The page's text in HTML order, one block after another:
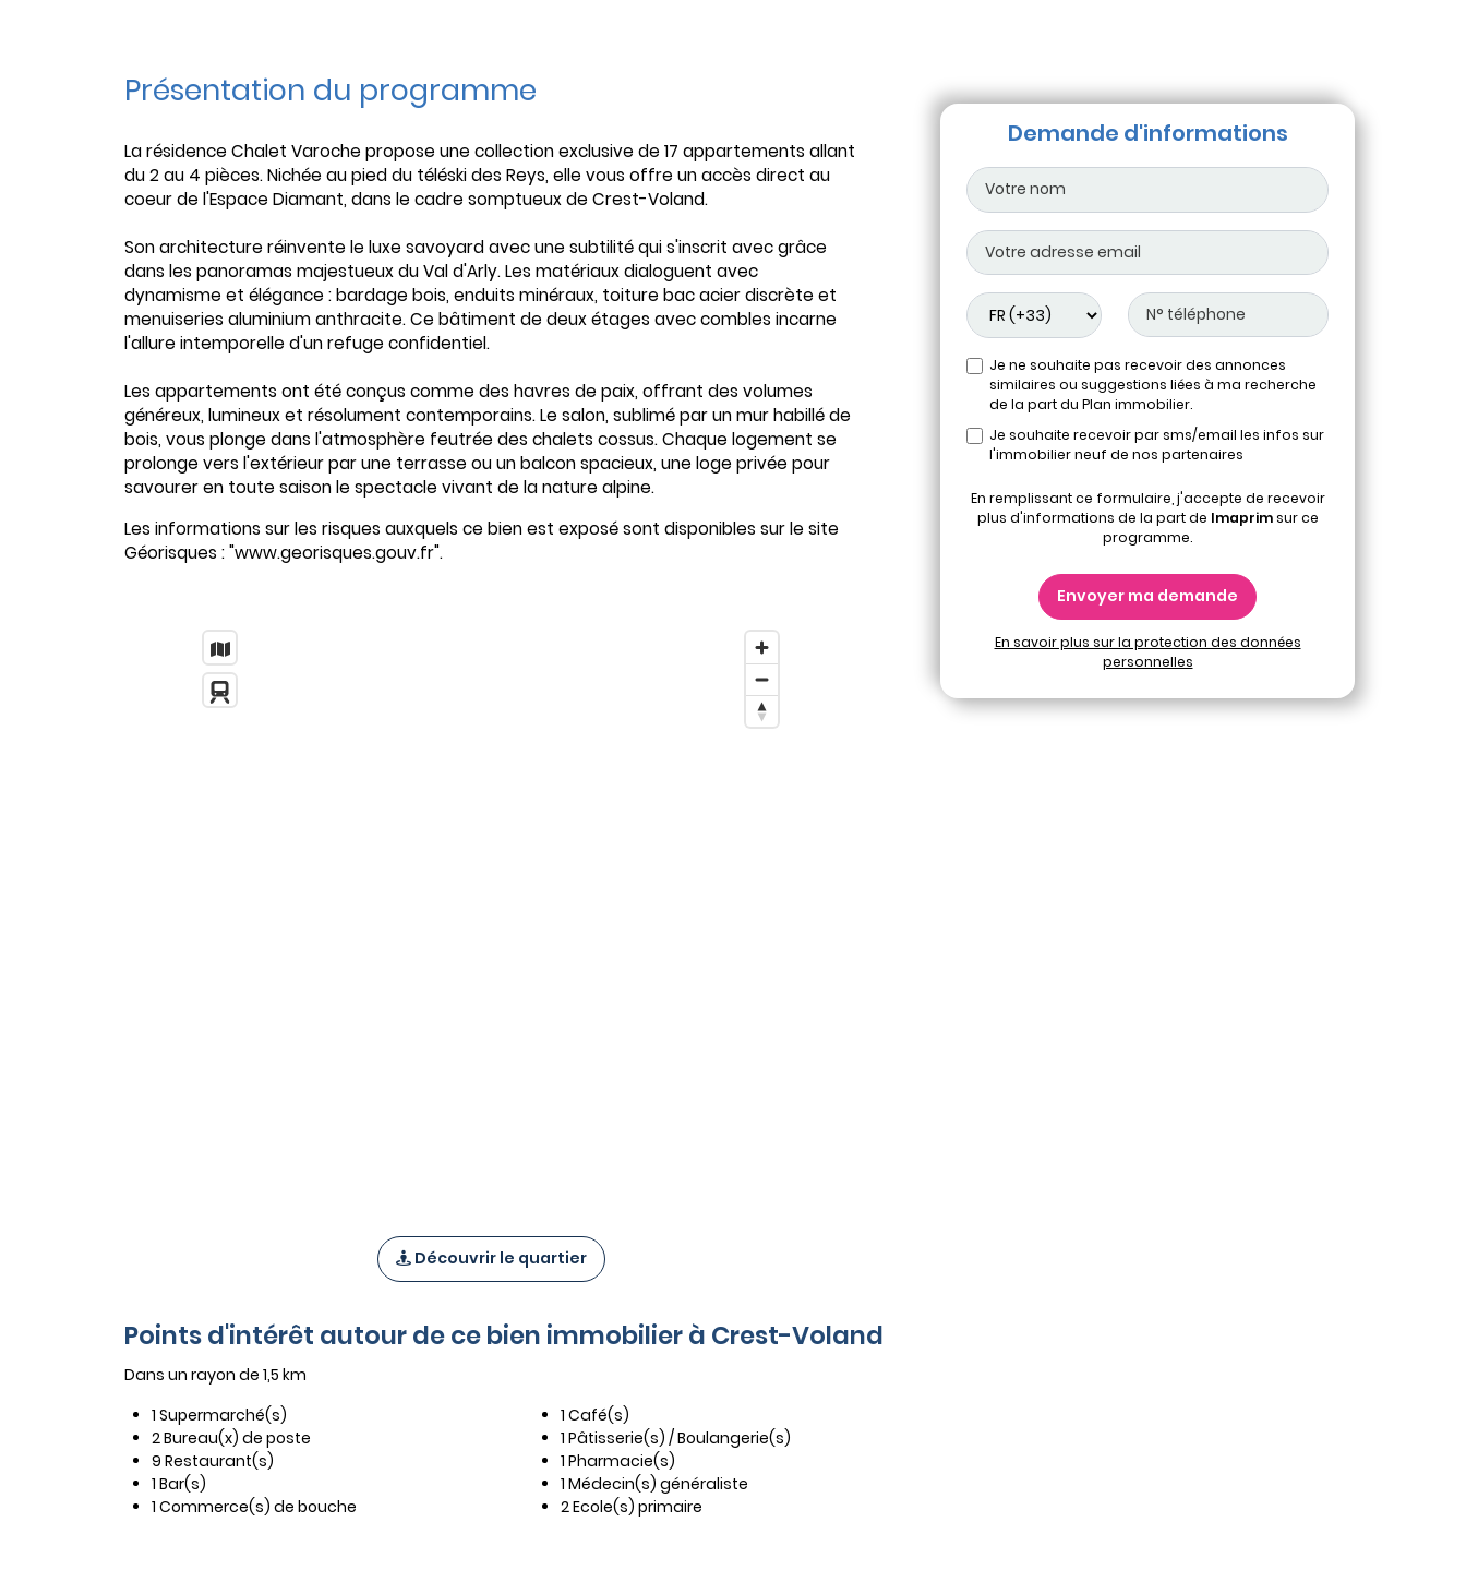
Présentation du programme
La résidence Chalet Varoche propose une collection exclusive de 17 appartements allant
du 2 au 4 pièces. Nichée au pied du téléski des Reys, elle vous offre un accès direct au
coeur de l'Espace Diamant, dans le cadre somptueux de Crest-Voland.
Son architecture réinvente le luxe savoyard avec une subtilité qui s'inscrit avec grâce
dans les panoramas majestueux du Val d'Arly. Les matériaux dialoguent avec
dynamisme et élégance : bardage bois, enduits minéraux, toiture bac acier discrète et
menuiseries aluminium anthracite. Ce bâtiment de deux étages avec combles incarne
l'allure intemporelle d'un refuge confidentiel.
Les appartements ont été conçus comme des havres de paix, offrant des volumes
généreux, lumineux et résolument contemporains. Le salon, sublimé par un mur habillé de
bois, vous plonge dans l'atmosphère feutrée des chalets cossus. Chaque logement se
prolonge vers l'extérieur par une terrasse ou un balcon spacieux, une loge privée pour
savourer en toute saison le spectacle vivant de la nature alpine.
Les informations sur les risques auxquels ce bien est exposé sont disponibles sur le site
Géorisques : "www.georisques.gouv.fr".
Découvrir le quartier
Points d'intérêt autour de ce bien immobilier à Crest-Voland
Dans un rayon de 1,5 km
1 Supermarché(s)
2 Bureau(x) de poste
9 Restaurant(s)
1 Bar(s)
1 Commerce(s) de bouche
1 Café(s)
1 Pâtisserie(s) / Boulangerie(s)
1 Pharmacie(s)
1 Médecin(s) généraliste
2 Ecole(s) primaire
Demande d'informations
Je ne souhaite pas recevoir des annonces
similaires ou suggestions liées à ma recherche
de la part du Plan immobilier.
Je souhaite recevoir par sms/email les infos sur
l'immobilier neuf de nos partenaires
En remplissant ce formulaire, j'accepte de recevoir
plus d'informations de la part de Imaprimsur ce
programme.
Envoyer ma demande
En savoir plus sur la protection des données
personnelles